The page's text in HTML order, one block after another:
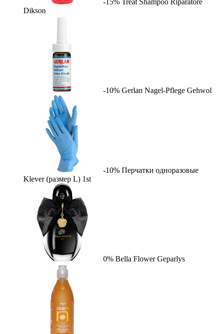
-15% Treat Shampoo Riparatore
Dikson
-10% Gerlan Nagel-Pflege Gehwol
-10% Перчатки одноразовые
Klever (размер L) 1st
0% Bella Flower Geparlys